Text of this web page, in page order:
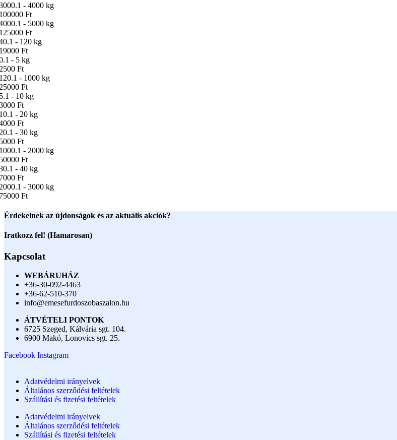
- 4000 kg
Ft
- 5000 kg
Ft
- 120 kg
Ft
- 5 kg
Ft
- 1000 kg
Ft
- 10 kg
Ft
- 20 kg
Ft
- 30 kg
Ft
- 2000 kg
Ft
- 40 kg
Ft
- 3000 kg
Ft
Érdekelnek az újdonságok és az aktuális akciók?
Iratkozz fel! (Hamarosan)
Kapcsolat
WEBÁRUHÁZ
+36-30-092-4463
+36-62-510-370
info@emesefurdoszobaszalon.hu
ÁTVÉTELI PONTOK
6725 Szeged, Kálvária sgt. 104.​
6900 Makó, Lonovics sgt. 25.
Facebook Instagram
Adatvédelmi irányelvek
Általános szerződési feltételek
Szállítási és fizetési feltételek
Adatvédelmi irányelvek
Általános szerződési feltételek
Szállítási és fizetési feltételek